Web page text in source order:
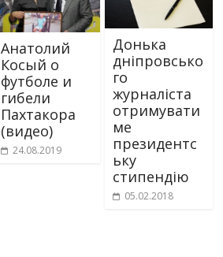
Анатолий
Косый о
футболе и
гибели
Пахтакора
(видео)
24.08.2019
Донька
дніпровсько
го
журналіста
отримувати
ме
президентс
ьку
стипендію
05.02.2018